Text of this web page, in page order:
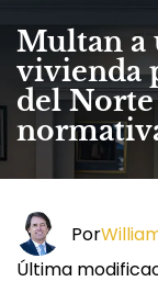
Multan a
vivienda
del
Por
Última